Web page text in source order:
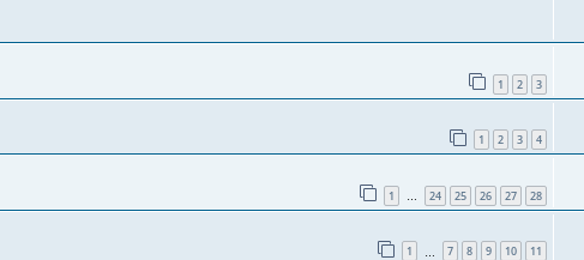
1 2 3
1 2 3 4
1 … 24 25 26 27 28
1 7 8 9 10 11